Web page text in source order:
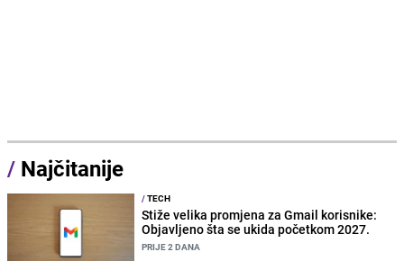
/ Najčitanije
/TECH
Stiže velika promjena za Gmail korisnike:
Objavljeno šta se ukida početkom 2027.
PRIJE 2 DANA